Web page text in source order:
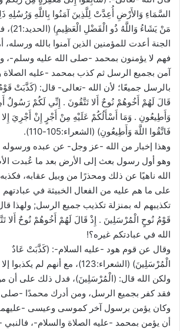
السَّمَاءِ وَالأَرْضِ أُعِدَّتْ لِلَّذِينَ آمَنُوا بِاللَّهِ وَرُسُلِهِ
مَنْ يَشَاءُ
الجنة أعدت للمؤمنين الذين آمنوا بالله ورسله،
فهم لا يؤمنون بمحمد -صلى الله عليه وسلم-،
آمن بجميع الرسل ثم كذب بمحمد -عليه
بالرسل جميعًا؛ لأن الله -تعالى- قال: (كَذَّبَتْ
قَالَ لَهُمْ أَخُوهُمْ نُوحٌ أَلا تَتَّقُونَ . إِنِّي لَكُمْ رَسُولٌ
وَأَطِيعُونِ . وَمَا أَسْأَلُكُمْ عَلَيْهِ مِنْ أَجْرٍ إِنْ أَجْرِيَ
فَاتَّقُوا اللَّهَ وَأَطِيعُونِ) (الشعراء:105-110).
وهذا إخبار من الله -عز وجل- عن عبده ورسوله
وهو أول رسول بعث إلى الأرض بعد ما عُبدت
الله ناهيًا عن ذلك ومحذرًا من وبيل عقابه،
على ما هم عليه من الفعال الخبيثة في عبادتهم
تكذيبهم له بمنزلة تكذيب جميع الرسل; ولهذا
قَوْمُ نُوحٍ الْمُرْسَلِينَ . إِذْ قَالَ لَهُمْ أَخُوهُمْ نُوحٌ أَلا
الله في عبادتكم غيره؟!
وقال عن قوم هود -عليه السلام-: (كَذَّبَتْ عَادٌ
الْمُرْسَلِينَ) (الشعراء:123)، مع أنهم
ولكن الله قال: (الْمُرْسَلِينَ)، فدل ذلك على أن
فقد كفر بجميع الرسل، ومن أدرك محمدًا -صلى
وكان يؤمن برسول آخر كموسى وعيسى -
أن يؤمن بمحمد -عليه الصلاة والسلام-، فالنبي